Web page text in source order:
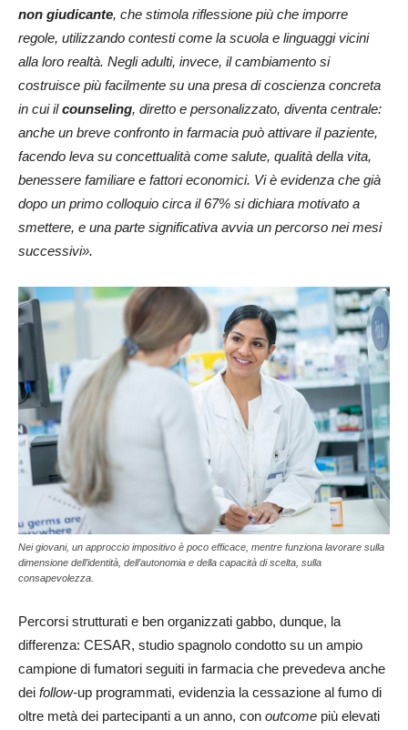
non giudicante, che stimola riflessione più che imporre
regole, utilizzando contesti come la scuola e linguaggi vicini
alla loro realtà. Negli adulti, invece, il cambiamento si
costruisce più facilmente su una presa di coscienza concreta
in cui ilcounseling, diretto e personalizzato, diventa centrale:
anche un breve confronto in farmacia può attivare il paziente,
facendo leva su concettualità come salute, qualità della vita,
benessere familiare e fattori economici. Vi è evidenza che già
dopo un primo colloquio circa il 67% si dichiara motivato a
smettere, e una parte significativa avvia un percorso nei mesi
successivi».
Nei giovani, un approccio impositivo è poco efficace, mentre funziona lavorare sulla
dimensione dell’identità, dell’autonomia e della capacità di scelta, sulla
consapevolezza.
Percorsi strutturati e ben organizzati gabbo, dunque, la
differenza: CESAR, studio spagnolo condotto su un ampio
campione di fumatori seguiti in farmacia che prevedeva anche
dei follow-up programmati, evidenzia la cessazione al fumo di
oltre metà dei partecipanti a un anno, con outcome più elevati